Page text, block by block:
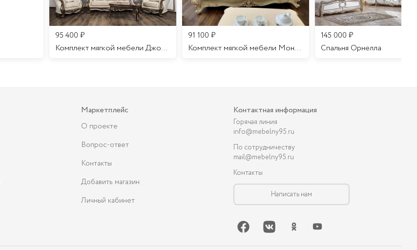
95 400 ₽
Комплект мягкой мебели Джоконда
91 100 ₽
Комплект мягкой мебели Мона Лиза
145 000 ₽
Cпальня Орнелла
Маркетплейс
О проекте
Вопрос-ответ
Контакты
Добавить магазин
Личный кабинет
Контактная информация
Горячая линия
info@mebelny95.ru
По сотрудничеству
mail@mebelny95.ru
Контакты
Написать нам